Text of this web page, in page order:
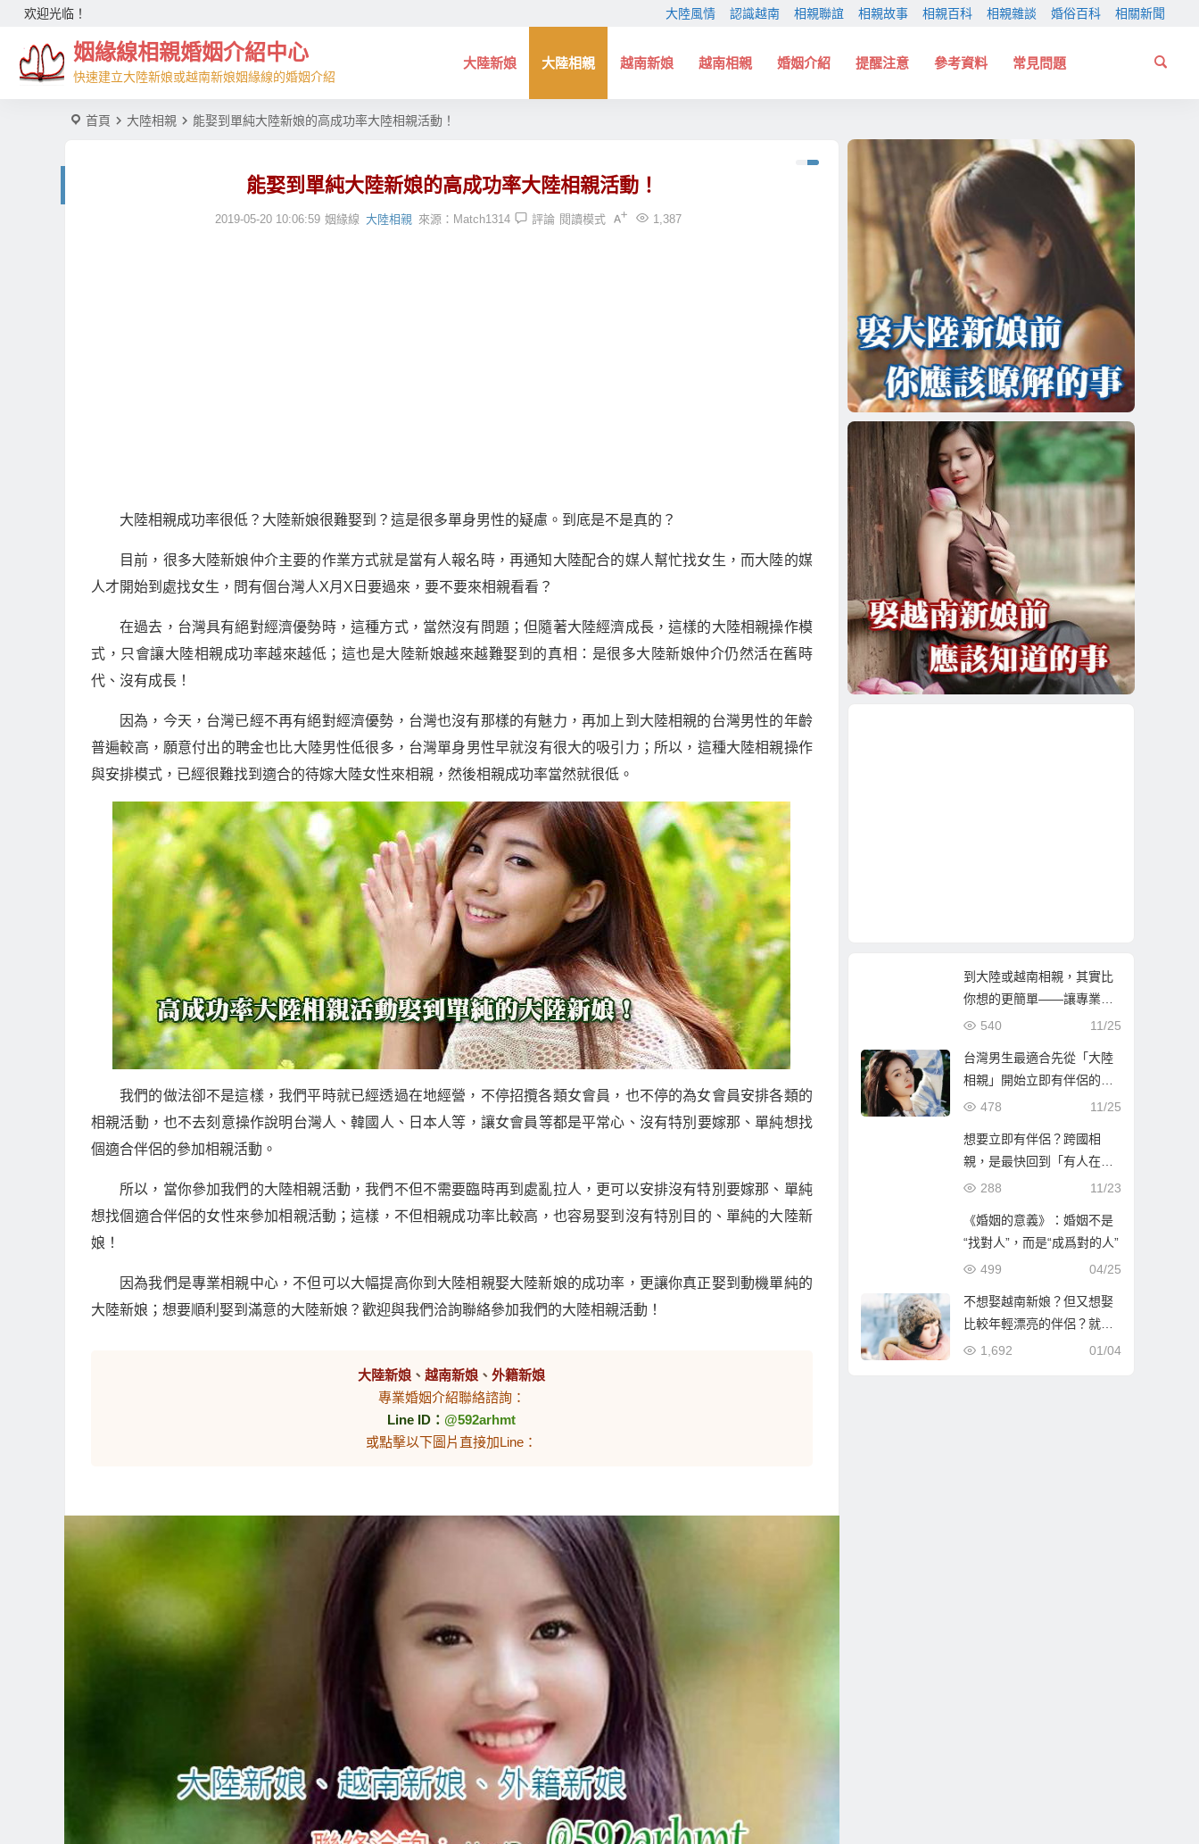
欢迎光临！ 大陸風情 認識越南 相親聯誼 相親故事 相親百科 相親雜談 婚俗百科 相關新聞
姻緣線相親婚姻介紹中心
快速建立大陸新娘或越南新娘姻緣線的婚姻介紹
大陸新娘 大陸相親 越南新娘 越南相親 婚姻介紹 提醒注意 參考資料 常見問題
首頁 大陸相親 能娶到單純大陸新娘的高成功率大陸相親活動！
能娶到單純大陸新娘的高成功率大陸相親活動！
2019-05-20 10:06:59 姻緣線 大陸相親 來源： Match1314 評論 1,387
閱讀模式
大陸相親成功率很低？大陸新娘很難娶到？這是很多單身男性的疑慮。到底是不是真的？
目前，很多大陸新娘仲介主要的作業方式就是當有人報名時，再通知大陸配合的媒人幫忙找女生，而大陸的媒
人才開始到處找女生，問有個台灣人X月X日要過來，要不要來相親看看？
在過去，台灣具有絕對經濟優勢時，這種方式，當然沒有問題；但隨著大陸經濟成長，這樣的大陸相親操作模
式，只會讓大陸相親成功率越來越低；這也是大陸新娘越來越難娶到的真相：是很多大陸新娘仲介仍然活在舊時
代、沒有成長！
因為，今天，台灣已經不再有絕對經濟優勢，台灣也沒有那樣的有魅力，再加上到大陸相親的台灣男性的年齡
普遍較高，願意付出的聘金也比大陸男性低很多，台灣單身男性早就沒有很大的吸引力；所以，這種大陸相親操作
與安排模式，已經很難找到適合的待嫁大陸女性來相親，然後相親成功率當然就很低。
我們的做法卻不是這樣，我們平時就已經透過在地經營，不停招攬各類女會員，也不停的為女會員安排各類的
相親活動，也不去刻意操作說明台灣人、韓國人、日本人等，讓女會員等都是平常心、沒有特別要嫁那、單純想找
個適合伴侶的參加相親活動。
所以，當你參加我們的大陸相親活動，我們不但不需要臨時再到處亂拉人，更可以安排沒有特別要嫁那、單純
想找個適合伴侶的女性來參加相親活動；這樣，不但相親成功率比較高，也容易娶到沒有特別目的、單純的大陸新
娘！
因為我們是專業相親中心，不但可以大幅提高你到大陸相親娶大陸新娘的成功率，更讓你真正娶到動機單純的
大陸新娘；想要順利娶到滿意的大陸新娘？歡迎與我們洽詢聯絡參加我們的大陸相親活動！
大陸新娘 、越南新娘 、外籍新娘
專業婚姻介紹聯絡諮詢：
Line ID：@592arhmt
或點擊以下圖片直接加Line：
到大陸或越南相親，其實比
你想的更簡單——讓專業團
隊陪你找到真心伴侶
11/25
540
台灣男生最適合先從「大陸
相親」開始立即有伴侶的第
一步
11/25
478
想要立即有伴侶？跨國相
親，是最快回到「有人在等
你」的人生方！
11/23
288
《婚姻的意義》：婚姻不是
“找對人”，而是“成爲對的人”
04/25
499
不想娶越南新娘？但又想娶
比較年輕漂亮的伴侶？就到
哈爾濱相親娶哈爾濱新娘！
01/04
1,692